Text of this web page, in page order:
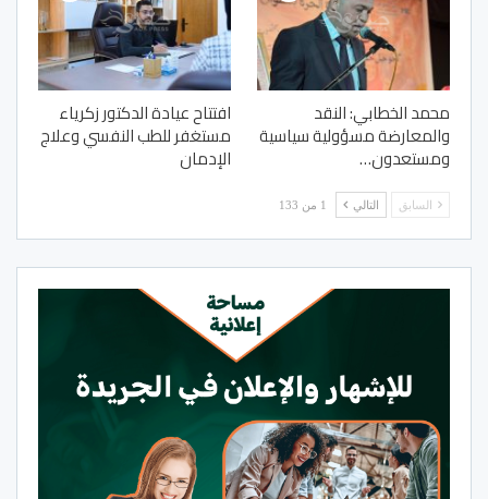
محمد الخطابي: النقد
والمعارضة مسؤولية سياسية
ومستعدون…
افتتاح عيادة الدكتور زكرياء
مستغفر للطب النفسي وعلاج
الإدمان
السابق التالي 1 من 133